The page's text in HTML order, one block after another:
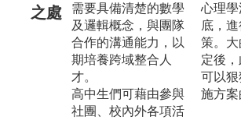
之處
需要具備清楚的數學
及邏輯概念，與團隊
合作的溝通能力，以
期培養跨域整合人
才。
高中生們可藉由參與
社團、校內外各項活
心理
底，
策。大
定後
可以
施方案